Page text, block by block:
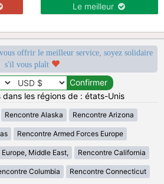
Le meilleur
offrir le meilleur service, soyez solidaire
s'il vous plaît
les régions de : états-Unis
Rencontre Alaska Rencontre Arizona
Rencontre Armed Forces Europe
Middle East, Rencontre California
Columbia Rencontre Connecticut